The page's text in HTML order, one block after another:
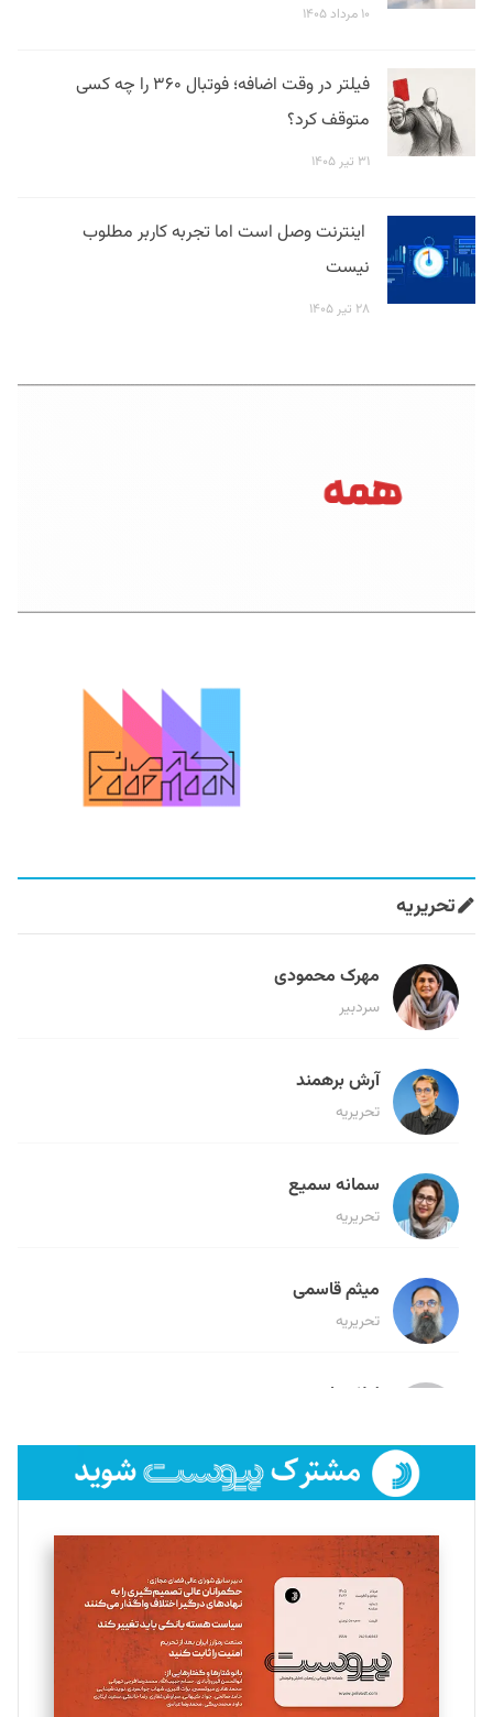
۱۰ مرداد ۱۴۰۵
فیلتر در وقت اضافه؛ فوتبال ۳۶۰ را چه کسی
متوقف کرد؟
۳۱ تیر ۱۴۰۵
اینترنت وصل است اما تجربه کاربر مطلوب
نیست
۲۸ تیر ۱۴۰۵
تحریریه
مهرک محمودی
سردبیر
آرش برهمند
تحریریه
سمانه سمیع
تحریریه
میثم قاسمی
تحریریه
لیلا حنارود
فائزه فتحی رستمی
تحریریه
سروش کرمیان
تحریریه
مینا پاکدل